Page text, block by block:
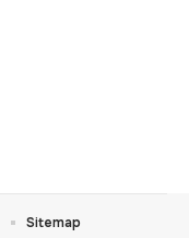
Sitemap